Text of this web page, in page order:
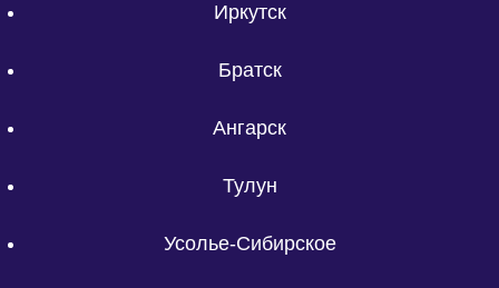
Иркутск
Братск
Ангарск
Тулун
Усолье-Сибирское